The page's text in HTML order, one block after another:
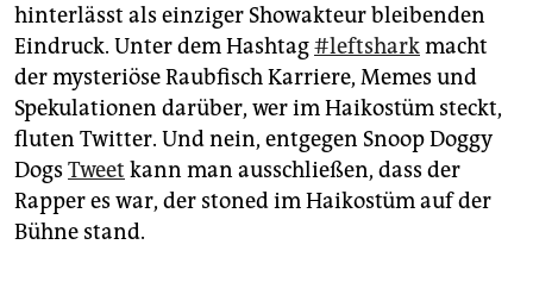
hinterlässt als einziger Showakteur bleibenden
Eindruck. Unter dem Hashtag#leftsharkmacht
der mysteriöse Raubfisch Karriere, Memes und
Spekulationen darüber, wer im Haikostüm steckt,
fluten Twitter. Und nein, entgegen Snoop Doggy
Dogs Tweet kann man ausschließen, dass der
Rapper es war, der stoned im Haikostüm auf der
Bühne stand.